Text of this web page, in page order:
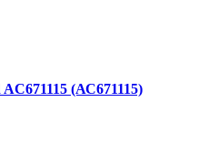
(АС671115)